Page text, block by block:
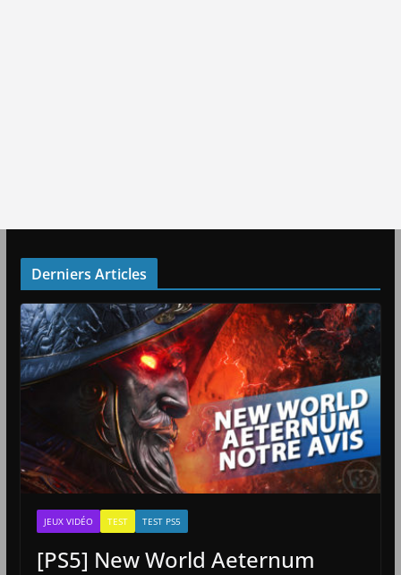
Derniers Articles
JEUX VIDÉO TEST TEST PS5
[PS5] New World Aeternum